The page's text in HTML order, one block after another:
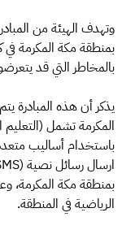
وتهدف الهيئة من
بمنطقة مكة المكرمة في
بالمخاطر التي قد
يذكر أن هذه المبادرة
المكرمة تشمل (التعليم
باستخدام أساليب
بمنطقة مكة المكرمة،
الرياضية في المنطقة.